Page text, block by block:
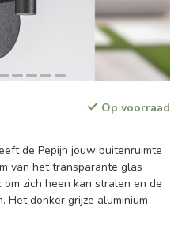
Op voorraad
de Pepijn jouw buitenruimte
van het transparante glas
zich heen kan stralen en de
Het donker grijze aluminium